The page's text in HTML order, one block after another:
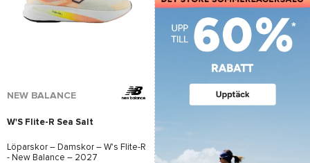
NEW BALANCE
W'S Flite-R Sea Salt
Löparskor – Damskor – W's Flite-R
- New Balance – 2027